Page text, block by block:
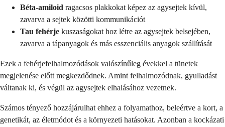
Béta-amiloid ragacsos plakkokat képez az agysejtek kívül,
zavarva a sejtek közötti kommunikációt
Tau fehérje kuszaságokat hoz létre az agysejtek belsejében,
zavarva a tápanyagok és más esszenciális anyagok szállítását
Ezek a fehérjefelhalmozódások valószínűleg évekkel a tünetek
megjelenése előtt megkezdődnek. Amint felhalmozódnak, gyulladást
váltanak ki, és végül az agysejtek elhalásához vezetnek.
Számos tényező hozzájárulhat ehhez a folyamathoz, beleértve a kort, a
genetikát, az életmódot és a környezeti hatásokat. Azonban a kockázati